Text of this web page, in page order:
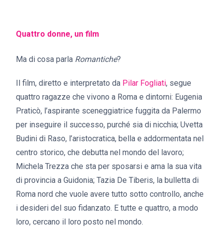
Quattro donne, un film
Ma di cosa parla Romantiche?
Il film, diretto e interpretato da Pilar Fogliati, segue
quattro ragazze che vivono a Roma e dintorni: Eugenia
Praticò, l’aspirante sceneggiatrice fuggita da Palermo
per inseguire il successo, purché sia di nicchia; Uvetta
Budini di Raso, l’aristocratica, bella e addormentata nel
centro storico, che debutta nel mondo del lavoro;
Michela Trezza che sta per sposarsi e ama la sua vita
di provincia a Guidonia; Tazia De Tiberis, la bulletta di
Roma nord che vuole avere tutto sotto controllo, anche
i desideri del suo fidanzato. E tutte e quattro, a modo
loro, cercano il loro posto nel mondo.